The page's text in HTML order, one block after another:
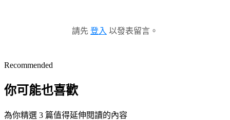
請先 登入 以發表留言。
Recommended
你可能也喜歡
為你精選 3 篇值得延伸閱讀的內容